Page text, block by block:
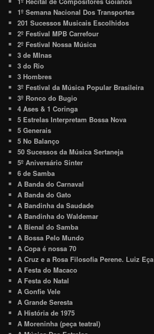
1º Semana Nacional Dos Transportes
201 Sucessos Musicais Escolhidos
2º Festival MPB Carrefour
2º Festival Nossa Música
3 de MInas
3 do Rio
3 Hombres
3º Festival da Música Popular Brasileira
3º Ronco do Bugio
4 Ases & 1 Coringa
5 Estrelas Interpretam Bossa Nova
5 Generais
5 No Balanço
50 Sucessos da Música Sertaneja
5º Aniversário Sinter
6 de Samba
A Banda do Carnaval
A Banda do Gato
A Bandinha da Saudade
A Bandinha do Waldemar
A Bienal do Samba
A Bossa Pelo Mundo
A Copa é nossa 70
A Cruz e a Rosa Filosofia Perene. Luiz Eça
A Festa do Macaco
A Festa do Natal
A Gonfie Vele
A Grande Seresta
A História de 1975
A Moreninha (peça teatral)